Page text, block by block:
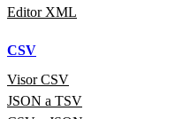
Editor XML
CSV
Visor CSV
JSON a TSV